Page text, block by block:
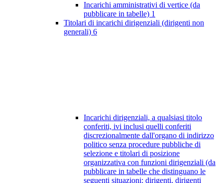
Incarichi amministrativi di vertice (da
pubblicare in tabelle) 1
Titolari di incarichi dirigenziali (dirigenti non
generali) 6
Incarichi dirigenziali, a qualsiasi titolo
conferiti, ivi inclusi quelli conferiti
discrezionalmente dall'organo di indirizzo
politico senza procedure pubbliche di
selezione e titolari di posizione
organizzativa con funzioni dirigenziali (da
pubblicare in tabelle che distinguano le
seguenti situazioni: dirigenti, dirigenti